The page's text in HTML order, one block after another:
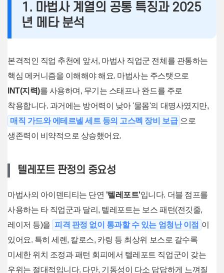
1. 마법사 계열의 공통 특징과 2025
년 메타 분석
본격적인 직업 추천에 앞서, 마법사 직업군 전체를 관통하는
핵심 메커니즘을 이해해야 해요. 마법사는 주스탯으로
INT(지력)를 사용하며, 무기는 스태프나 완드를 주로
착용합니다. 과거에는 방어력이 낮아 '물몸'의 대명사였지만,
매직 가드와 에테르넬 세트 등의 고스펙 장비 보급 으로
생존력이 비약적으로 상승했어요.
텔레포트 판정의 중요성
마법사의 아이덴티티는 단연 '텔레포트'입니다. 더블 점프를
사용하는 타 직업군과 달리, 텔레포트는 보스 패턴(전깃줄,
레이저 등)을 피격 판정 없이 통과할 수 있는 엄청난 이점 이
있어요. 특히 세렌, 칼로스, 카링 등 최상위 보스로 갈수록
미세한 위치 조정과 패턴 회피에서 텔레포트 직업군이 갖는
우위는 절대적입니다. 다만, 기동성이 다소 답답하게 느껴질